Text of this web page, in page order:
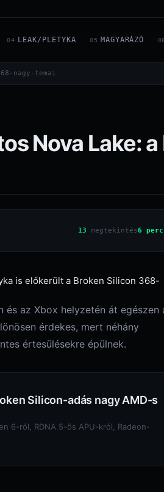
04 LEAK/PLETYKA 05 MAGYARÁZÓ
nagy-temai
Nova Lake:
13 megtekintés6 perc
is előkerült a Broken Silicon 368-
és az Xbox helyzetén át egészen
érdekes, mert néhány
értesülésekre épülnek.
Silicon-adás nagy AMD-s
6-ról, RDNA 5-ös APU-król, Radeon-